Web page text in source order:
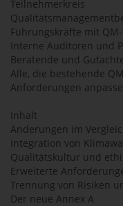
Teilnehmerkreis
Führungskräfte mit
Interne Auditoren und
Beratende und
Alle, die bestehende
Anforderungen
Inhalt
Änderungen im
Integration von
Qualitätskultur und
Erweiterte
Trennung von Risiken
Der neue Annex A